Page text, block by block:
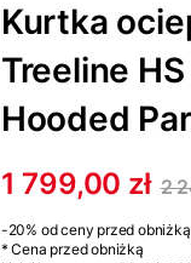
Kurtka
Treeline
Hooded
1 799,00 zł 2
-20% od ceny przed obniżką
* Cena przed obniżką